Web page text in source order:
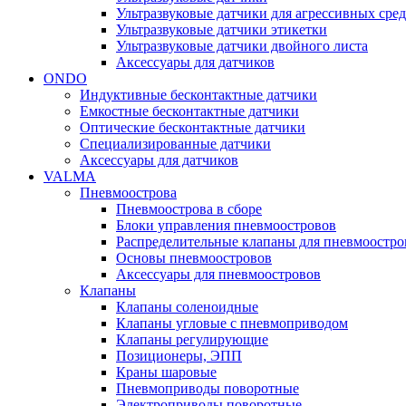
Ультразвуковые датчики для агрессивных сред
Ультразвуковые датчики этикетки
Ультразвуковые датчики двойного листа
Аксессуары для датчиков
ONDO
Индуктивные бесконтактные датчики
Емкостные бесконтактные датчики
Оптические бесконтактные датчики
Специализированные датчики
Аксессуары для датчиков
VALMA
Пневмоострова
Пневмоострова в сборе
Блоки управления пневмоостровов
Распределительные клапаны для
Основы пневмоостровов
Аксессуары для пневмоостровов
Клапаны
Клапаны соленоидные
Клапаны угловые с пневмоприводом
Клапаны регулирующие
Позиционеры, ЭПП
Краны шаровые
Пневмоприводы поворотные